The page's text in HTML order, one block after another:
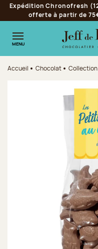
Aller à la navigation
Aller au contenu principal
Aller au pied de page
Expédition Chronofresh
offerte à partir de
MENU
Accueil Chocolat